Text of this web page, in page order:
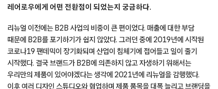
레어로우에게 어떤 전환점이 되었는지 궁금하다.
리뉴얼 이전에는 B2B 사업의 비중이 큰 편이었다. 매출에 대한 부담
때문에 B2B를 포기하기가 쉽지 않았다. 그러던 중에 2019년에 시작된
코로나19 팬데믹이 장기화되며 산업이 침체기에 접어들고 일이 줄기
시작했다. 결국 브랜드가 B2B에 의존하지 않고 자생하기 위해서는
우리만의 제품이 있어야겠다는 생각에 2021년에 리뉴얼을 감행했다.
이후 여러 디자인 스튜디오와 협업하며 제품 품목을 대폭 늘리고 브랜딩을